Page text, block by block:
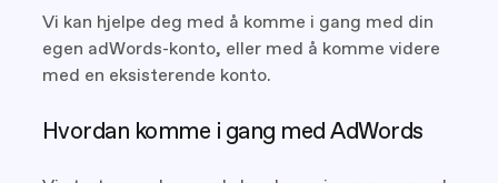
Vi kan hjelpe deg med å komme i gang med din
egen adWords-konto, eller med å komme videre
med en eksisterende konto.
Hvordan komme i gang med AdWords